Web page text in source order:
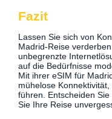
Fazit
Lassen Sie sich von
Madrid-Reise
unbegrenzte
auf die Bedürfnisse
Mit ihrer eSIM für
mühelose
führen. Entscheiden
Sie Ihre Reise